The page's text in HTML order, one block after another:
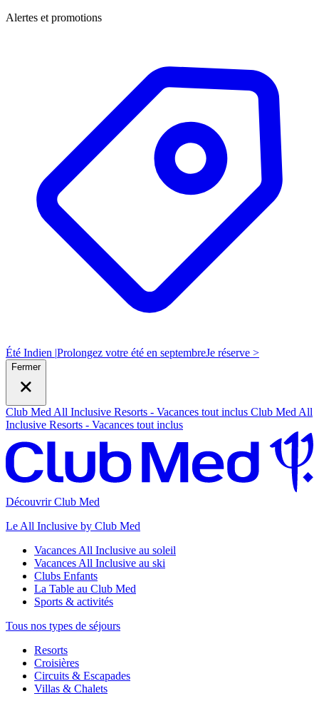
Alertes et promotions
Été Indien |Prolongez votre été en septembreJe réserve >
Fermer
Club Med All Inclusive Resorts - Vacances tout inclus Club Med All
Inclusive Resorts - Vacances tout inclus
Découvrir Club Med
Le All Inclusive by Club Med
Vacances All Inclusive au soleil
Vacances All Inclusive au ski
Clubs Enfants
La Table au Club Med
Sports & activités
Tous nos types de séjours
Resorts
Croisières
Circuits & Escapades
Villas & Chalets